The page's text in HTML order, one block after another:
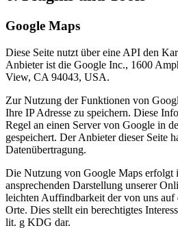
Google Maps
Diese Seite nutzt über eine API den
Anbieter ist die Google Inc., 1600
View, CA 94043, USA.
Zur Nutzung der Funktionen von
Ihre IP Adresse zu speichern. Diese
Regel an einen Server von Google in
gespeichert. Der Anbieter dieser Seite
Datenübertragung.
Die Nutzung von Google Maps erfolgt
ansprechenden Darstellung unserer
leichten Auffindbarkeit der von uns auf
Orte. Dies stellt ein berechtigtes
lit. g KDG dar.